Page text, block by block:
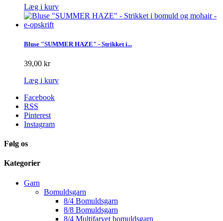
Læg i kurv
Bluse "SUMMER HAZE" - Strikket i...
39,00 kr
Læg i kurv
Facebook
RSS
Pinterest
Instagram
Følg os
Kategorier
Garn
Bomuldsgarn
8/4 Bomuldsgarn
8/8 Bomuldsgarn
8/4 Multifarvet bomuldsgarn